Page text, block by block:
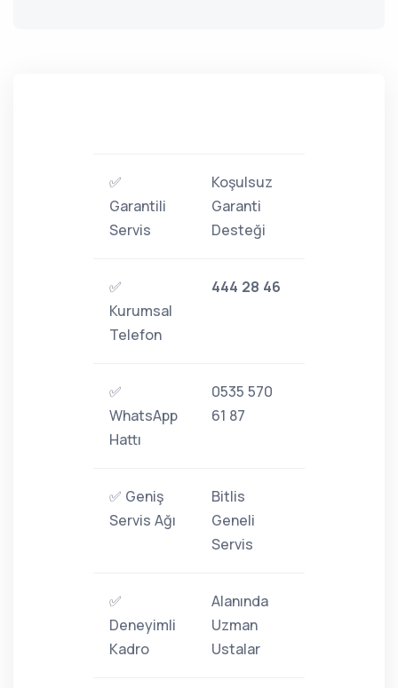
✅
Garantili
Servis
Koşulsuz
Garanti
Desteği
✅
Kurumsal
Telefon
444 28 46
✅
WhatsApp
Hattı
0535 570
61 87
✅ Geniş
Servis Ağı
Bitlis
Geneli
Servis
✅
Deneyimli
Kadro
Alanında
Uzman
Ustalar